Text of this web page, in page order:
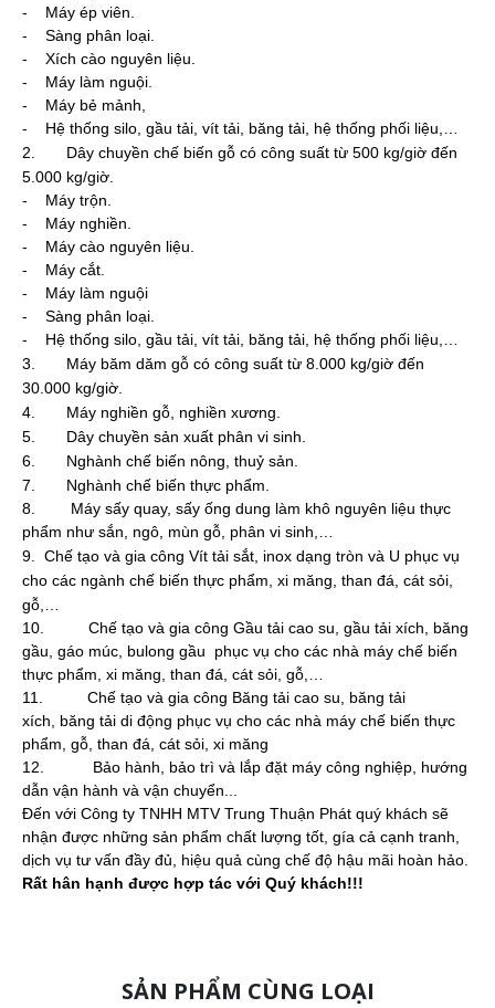
- Máy ép viên.
- Sàng phân loại.
- Xích cào nguyên liệu.
- Máy làm nguội.
- Máy bẻ mảnh,
- Hệ thống silo, gầu tải, vít tải, băng tải, hệ thống phối liệu,…
2. Dây chuyền chế biến gỗ có công suất từ 500 kg/giờ đến
5.000 kg/giờ.
- Máy trộn.
- Máy nghiền.
- Máy cào nguyên liệu.
- Máy cắt.
- Máy làm nguội
- Sàng phân loại.
- Hệ thống silo, gầu tải, vít tải, băng tải, hệ thống phối liệu,…
3. Máy băm dăm gỗ có công suất từ 8.000 kg/giờ đến
30.000 kg/giờ.
4. Máy nghiền gỗ, nghiền xương.
5. Dây chuyền sản xuất phân vi sinh.
6. Nghành chế biến nông, thuỷ sản.
7. Nghành chế biến thực phẩm.
8. Máy sấy quay, sấy ống dung làm khô nguyên liệu thực
phẩm như sắn, ngô, mùn gỗ, phân vi sinh,…
9. Chế tạo và gia công Vít tải sắt, inox dạng tròn và U phục vụ
cho các ngành chế biến thực phẩm, xi măng, than đá, cát sỏi,
gỗ,…
10. Chế tạo và gia công Gầu tải cao su, gầu tải xích, băng
gầu, gáo múc, bulong gầu phục vụ cho các nhà máy chế biến
thực phẩm, xi măng, than đá, cát sỏi, gỗ,…
11. Chế tạo và gia công Băng tải cao su, băng tải
xích, băng tải di động phục vụ cho các nhà máy chế biến thực
phẩm, gỗ, than đá, cát sỏi, xi măng
12. Bảo hành, bảo trì và lắp đặt máy công nghiệp, hướng
dẫn vận hành và vận chuyển...
Đến với Công ty TNHH MTV Trung Thuận Phát quý khách sẽ
nhận được những sản phẩm chất lượng tốt, gía cả cạnh tranh,
dịch vụ tư vấn đầy đủ, hiệu quả cùng chế độ hậu mãi hoàn hảo.
Rất hân hạnh được hợp tác với Quý khách!!!
SẢN PHẨM CÙNG LOẠI